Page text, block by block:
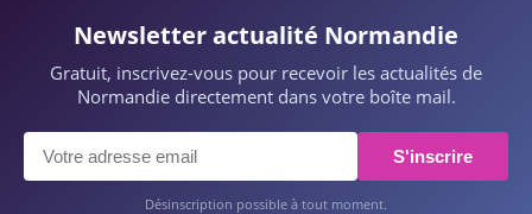
Newsletter actualité Normandie
Gratuit, inscrivez-vous pour recevoir les actualités de
Normandie directement dans votre boîte mail.
S'inscrire
Désinscription possible à tout moment.